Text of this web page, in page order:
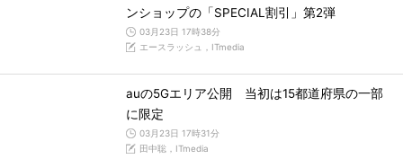
ンショップの「SPECIAL割引」第2弾
03月23日 17時38分
エースラッシュ，ITmedia
auの5Gエリア公開 当初は15都道府県の一部
に限定
03月23日 17時31分
田中聡，ITmedia